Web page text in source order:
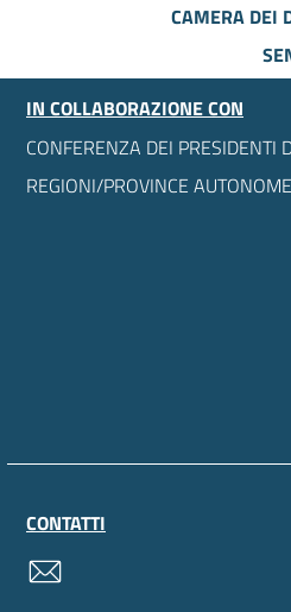
CAMERA DEI
IN COLLABORAZIONE CON
CONFERENZA DEI PRESIDENTI
REGIONI/PROVINCE AUTONOME
CONTATTI